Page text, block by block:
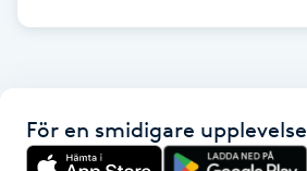
Medicinsk massage
För en smidigare upplevelse